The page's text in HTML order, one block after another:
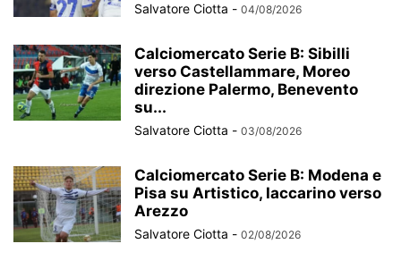
Salvatore Ciotta - 04/08/2026
Calciomercato Serie B: Sibilli
verso Castellammare, Moreo
direzione Palermo, Benevento
su...
Salvatore Ciotta - 03/08/2026
Calciomercato Serie B: Modena e
Pisa su Artistico, Iaccarino verso
Arezzo
Salvatore Ciotta - 02/08/2026